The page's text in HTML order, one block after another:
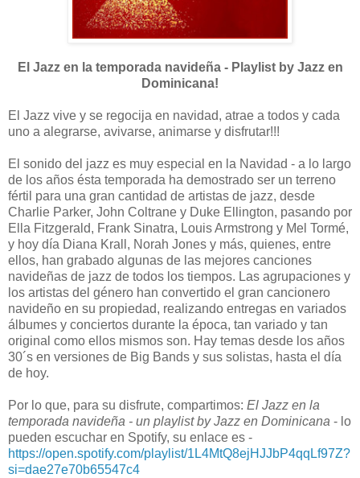
El Jazz en la temporada navideña - Playlist by Jazz en
Dominicana!
El Jazz vive y se regocija en navidad, atrae a todos y cada
uno a alegrarse, avivarse, animarse y disfrutar!!!
El sonido del jazz es muy especial en la Navidad - a lo largo
de los años ésta temporada ha demostrado ser un terreno
fértil para una gran cantidad de artistas de jazz, desde
Charlie Parker, John Coltrane y Duke Ellington, pasando por
Ella Fitzgerald, Frank Sinatra, Louis Armstrong y Mel Tormé,
y hoy día Diana Krall, Norah Jones y más, quienes, entre
ellos, han grabado algunas de las mejores canciones
navideñas de jazz de todos los tiempos. Las agrupaciones y
los artistas del género han convertido el gran cancionero
navideño en su propiedad, realizando entregas en variados
álbumes y conciertos durante la época, tan variado y tan
original como ellos mismos son. Hay temas desde los años
30´s en versiones de Big Bands y sus solistas, hasta el día
de hoy.
Por lo que, para su disfrute, compartimos: El Jazz en la
temporada navideña - un playlist by Jazz en Dominicana - lo
pueden escuchar en Spotify, su enlace es -
https://open.spotify.com/playlist/1L4MtQ8ejHJJbP4qqLf97Z?
si=dae27e70b65547c4